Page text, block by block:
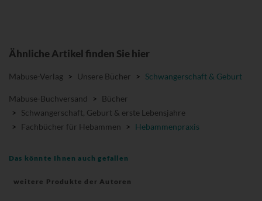
Ähnliche Artikel finden Sie hier
Mabuse-Verlag > Unsere Bücher > Schwangerschaft & Geburt
Mabuse-Buchversand > Bücher
> Schwangerschaft, Geburt & erste Lebensjahre
> Fachbücher für Hebammen > Hebammenpraxis
Das könnte Ihnen auch gefallen
weitere Produkte der Autoren